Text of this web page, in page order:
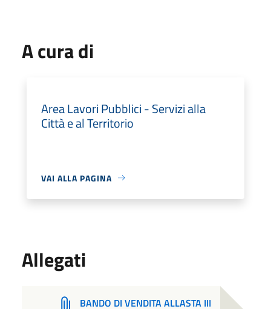
A cura di
Area Lavori Pubblici - Servizi alla
Città e al Territorio
VAI ALLA PAGINA
Allegati
BANDO DI VENDITA ALLASTA III